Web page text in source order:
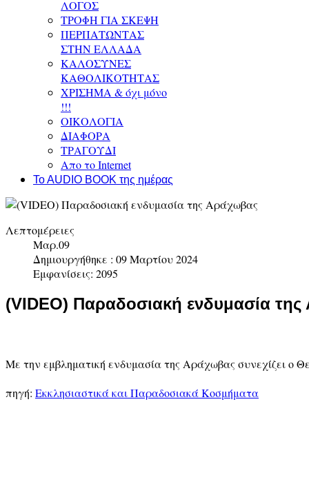
ΛΟΓΟΣ
ΤΡΟΦΗ ΓΙΑ ΣΚΕΨΗ
ΠΕΡΠΑΤΩΝΤΑΣ
ΣΤΗΝ ΕΛΛΑΔΑ
ΚΑΛΟΣΥΝΕΣ
ΚΑΘΟΛΙΚΟΤΗΤΑΣ
ΧΡΙΣΗΜΑ & όχι μόνο
!!!
ΟΙΚΟΛΟΓΙΑ
ΔΙΑΦΟΡΑ
ΤΡΑΓΟΥΔΙ
Απο το Internet
To AUDIO BOOK της ημέρας
Λεπτομέρειες
Μαρ.09
Δημιουργήθηκε : 09 Μαρτίου 2024
Εμφανίσεις: 2095
(VIDEO) Παραδοσιακή ενδυμασία
Με την εμβληματική ενδυμασία της Αράχωβας συνεχίζει
πηγή: Εκκλησιαστικά και Παραδοσιακά Κοσμήματα